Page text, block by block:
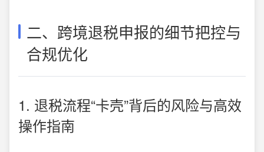
二、跨境退税申报的细节把控与
合规优化
1. 退税流程“卡壳”背后的风险与高效
操作指南